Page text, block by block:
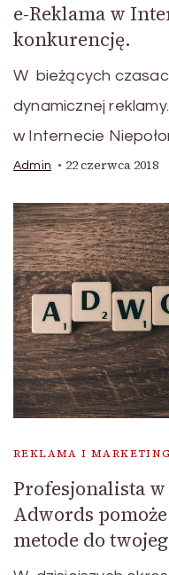
e-Reklama w
konkurencję.
W bieżących
dynamicznej
w Internecie
Admin 22 czerwca 2018
REKLAMA I MARKETING
Profesjonalista
Adwords
metode do